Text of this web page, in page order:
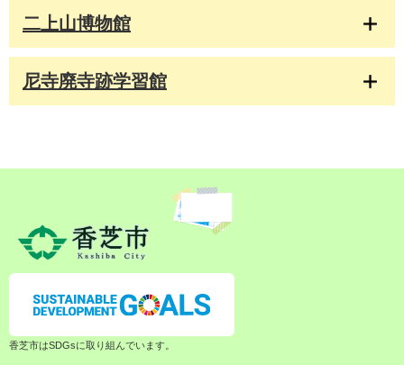
二上山博物館
尼寺廃寺跡学習館
香芝市はSDGsに取り組んでいます。